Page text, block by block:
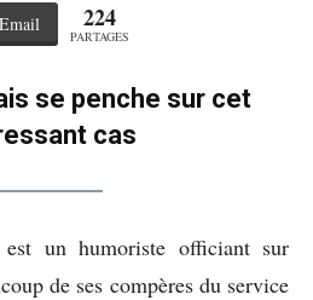
Email 224
PARTAGES
se penche sur cet
cas
un humoriste officiant sur
de ses compères du service